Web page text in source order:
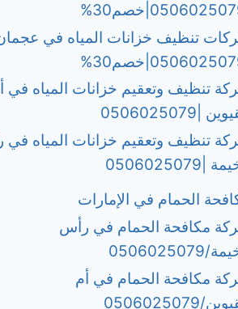
تنظيف خزانات المياه في
تنظيف وتعقيم خزانات المياه في
|0506025079
تنظيف وتعقيم خزانات المياه
الحمام في الإمارات
مكافحة الحمام في رأس
0506025079
مكافحة الحمام في أم
0506025079